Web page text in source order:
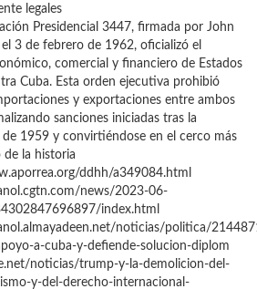
legales
Presidencial 3447, firmada por John
el 3 de febrero de 1962, oficializó el
comercial y financiero de Estados
Cuba. Esta orden ejecutiva prohibió
y exportaciones entre ambos
sanciones iniciadas tras la
de 1959 y convirtiéndose en el cerco más
de la historia
ddhh/a349084.html
news/2023-06-
index.html
noticias/politica/
a-cuba-y-defiende-solucion-diplom
noticias/trump-y-la-demolicion-del-
y-del-derecho-internacional-